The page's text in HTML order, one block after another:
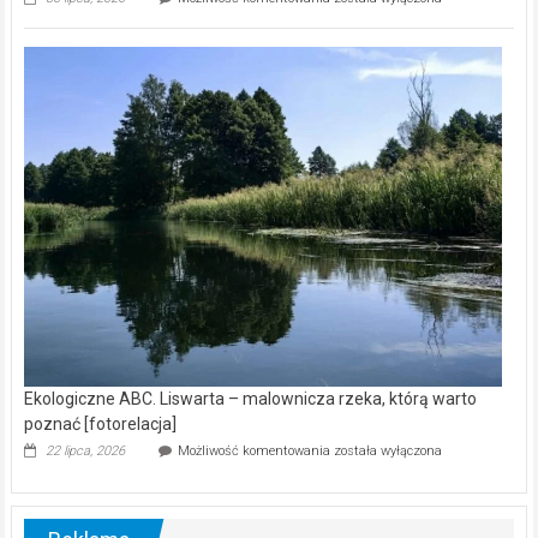
kamerą
wśród
Ekologiczne ABC. Liswarta – malownicza rzeka, którą warto
poznać [fotorelacja]
22 lipca, 2026 Możliwość komentowania Ekologiczne
–
została wyłączona